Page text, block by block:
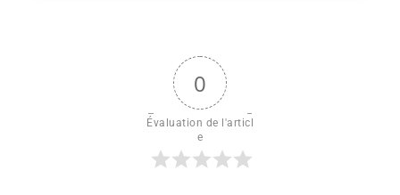
0
Évaluation de l'articl
e